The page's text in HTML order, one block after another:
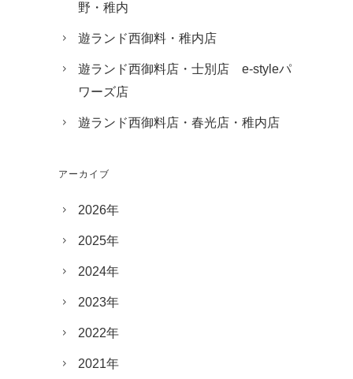
野・稚内
遊ランド西御料・稚内店
遊ランド西御料店・士別店 e-styleパ
ワーズ店
遊ランド西御料店・春光店・稚内店
アーカイブ
2026年
2025年
2024年
2023年
2022年
2021年